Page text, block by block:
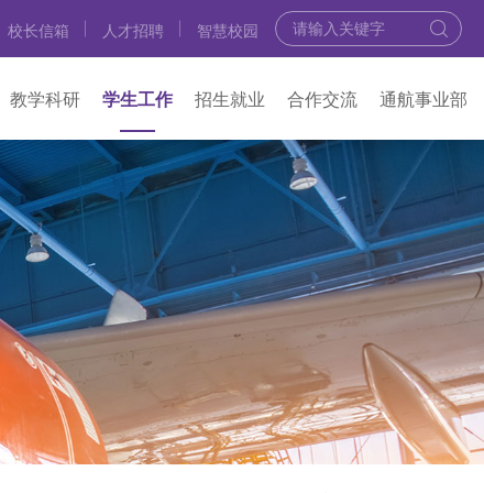
校长信箱 人才招聘 智慧校园
教学科研 学生工作 招生就业 合作交流 通航事业部